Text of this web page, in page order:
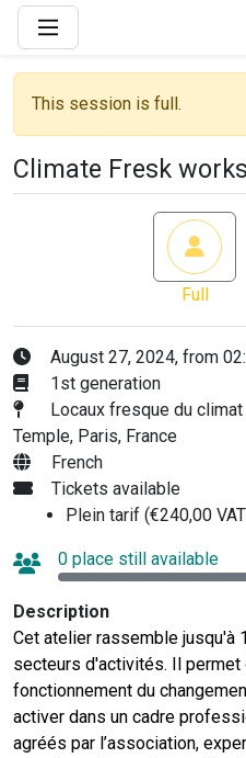
This session is full.
Climate Fresk
Full
August 27, 2024, from
1st generation
Locaux fresque du
Temple, Paris, France
French
Tickets available
Plein tarif (€240,00
0 place still available
Description
Cet atelier rassemble
secteurs d'activités. Il permet
fonctionnement du
activer dans un cadre
agréés par l’association,